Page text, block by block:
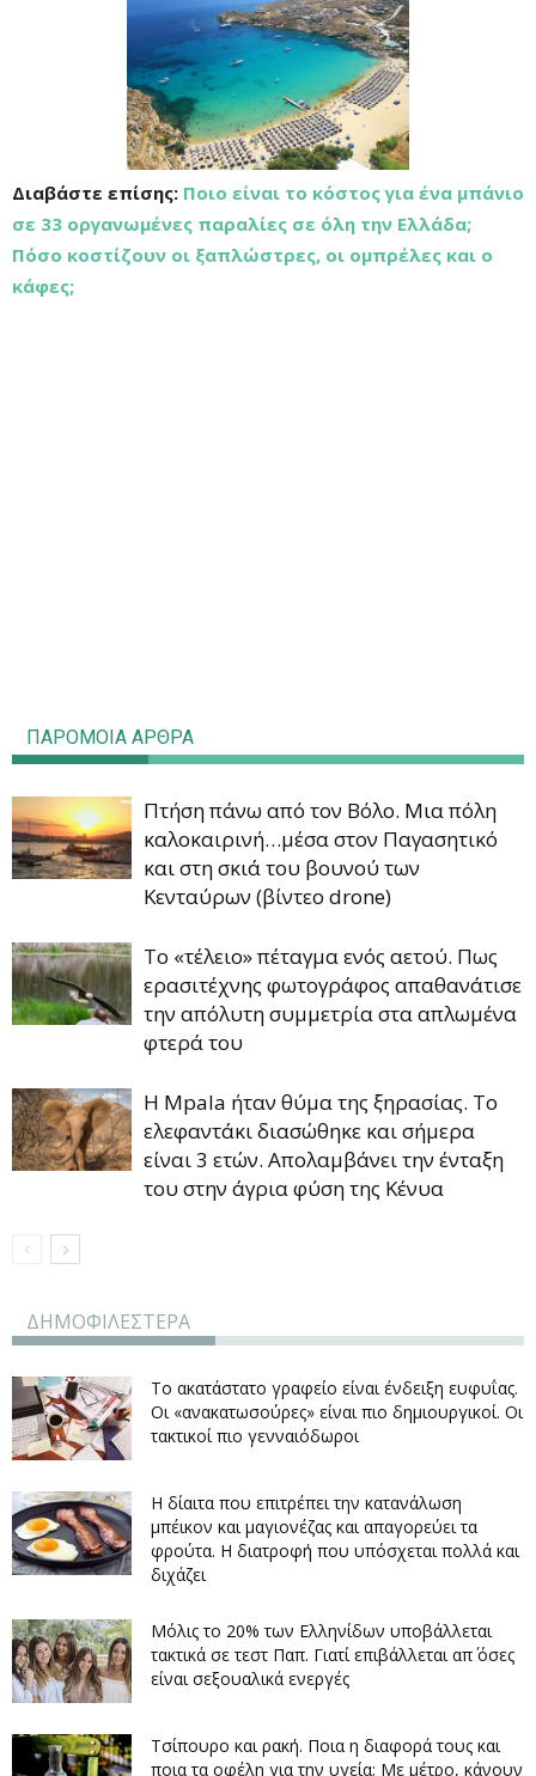
Διαβάστε επίσης: Ποιο είναι το κόστος για ένα μπάνιο
σε 33 οργανωμένες παραλίες σε όλη την Ελλάδα;
Πόσο κοστίζουν οι ξαπλώστρες, οι ομπρέλες και ο
κάφες;
ΠΑΡΟΜΟΙΑ ΑΡΘΡΑ
Πτήση πάνω από τον Βόλο. Μια πόλη
καλοκαιρινή…μέσα στον Παγασητικό
και στη σκιά του βουνού των
Κενταύρων (βίντεο drone)
Το «τέλειο» πέταγμα ενός αετού. Πως
ερασιτέχνης φωτογράφος απαθανάτισε
την απόλυτη συμμετρία στα απλωμένα
φτερά του
Η Mpala ήταν θύμα της ξηρασίας. Τo
ελεφαντάκι διασώθηκε και σήμερα
είναι 3 ετών. Απολαμβάνει την ένταξη
του στην άγρια φύση της Κένυα
ΔΗΜΟΦΙΛΕΣΤΕΡΑ
Το ακατάστατο γραφείο είναι ένδειξη ευφυΐας.
Οι «ανακατωσούρες» είναι πιο δημιουργικοί. Οι
τακτικοί πιο γενναιόδωροι
Η δίαιτα που επιτρέπει την κατανάλωση
μπέικον και μαγιονέζας και απαγορεύει τα
φρούτα. Η διατροφή που υπόσχεται πολλά και
διχάζει
Μόλις το 20% των Ελληνίδων υποβάλλεται
τακτικά σε τεστ Παπ. Γιατί επιβάλλεται απ΄ όσες
είναι σεξουαλικά ενεργές
Τσίπουρο και ρακή. Ποια η διαφορά τους και
ποια τα οφέλη για την υγεία; Με μέτρο, κάνουν